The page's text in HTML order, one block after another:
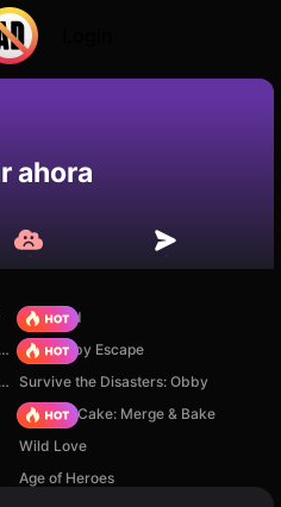
ahora
TB World
Ragdoll Show: Throw, Break and Destroy! Your Obby Escape
Sprunki 3D Playground Sandbox Brainrot Zombie
Survive the Disasters: Obby
Piece of Cake: Merge & Bake
Wild Love
Age of Heroes